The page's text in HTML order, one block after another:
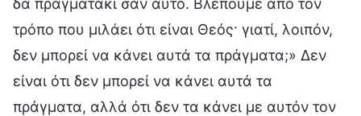
τρόπο που μιλάει ότι είναι Θεός· γιατί, λοιπόν,
δεν μπορεί να κάνει αυτά τα πράγματα;» Δεν
είναι ότι δεν μπορεί να κάνει αυτά τα
πράγματα, αλλά ότι δεν τα κάνει με αυτόν τον